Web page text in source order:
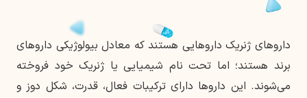
داروهای ژنریک داروهایی هستند که معادل بیولوژیکی داروهای
برند هستند؛ اما تحت نام شیمیایی یا ژنریک خود فروخته
می‌شوند. این داروها دارای ترکیبات فعال، قدرت، شکل دوز و